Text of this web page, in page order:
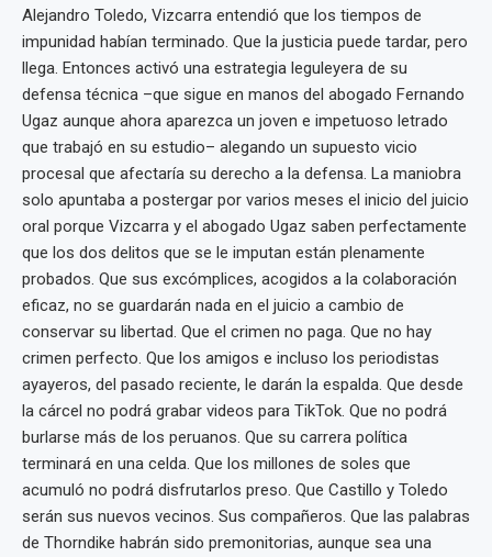
Alejandro Toledo, Vizcarra entendió que los tiempos de
impunidad habían terminado. Que la justicia puede tardar, pero
llega. Entonces activó una estrategia leguleyera de su
defensa técnica –que sigue en manos del abogado Fernando
Ugaz aunque ahora aparezca un joven e impetuoso letrado
que trabajó en su estudio– alegando un supuesto vicio
procesal que afectaría su derecho a la defensa. La maniobra
solo apuntaba a postergar por varios meses el inicio del juicio
oral porque Vizcarra y el abogado Ugaz saben perfectamente
que los dos delitos que se le imputan están plenamente
probados. Que sus excómplices, acogidos a la colaboración
eficaz, no se guardarán nada en el juicio a cambio de
conservar su libertad. Que el crimen no paga. Que no hay
crimen perfecto. Que los amigos e incluso los periodistas
ayayeros, del pasado reciente, le darán la espalda. Que desde
la cárcel no podrá grabar videos para TikTok. Que no podrá
burlarse más de los peruanos. Que su carrera política
terminará en una celda. Que los millones de soles que
acumuló no podrá disfrutarlos preso. Que Castillo y Toledo
serán sus nuevos vecinos. Sus compañeros. Que las palabras
de Thorndike habrán sido premonitorias, aunque sea una